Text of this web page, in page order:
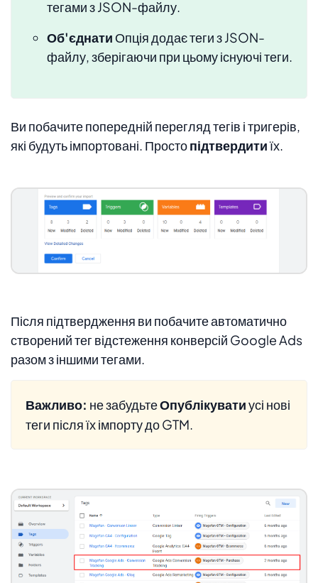
тегами з JSON-файлу.
Об'єднатиОпція додає теги з JSON-
файлу, зберігаючи при цьому існуючі теги.
Ви побачите попередній перегляд тегів і тригерів,
які будуть імпортовані. Простопідтвердитиїх.
Після підтвердження ви побачите автоматично
створений тег відстеження конверсій Google Ads
разом з іншими тегами.
Важливо: не забудьтеОпублікуватиусі нові
теги після їх імпорту до GTM.